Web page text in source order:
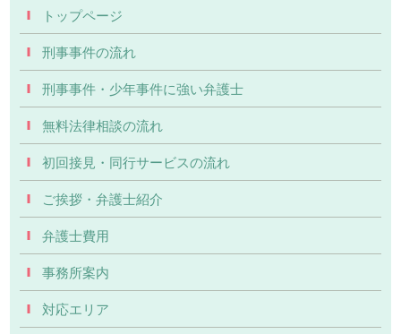
トップページ
刑事事件の流れ
刑事事件・少年事件に強い弁護士
無料法律相談の流れ
初回接見・同行サービスの流れ
ご挨拶・弁護士紹介
弁護士費用
事務所案内
対応エリア